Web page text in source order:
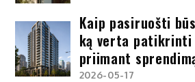
Kaip pasiruošti
ką verta patikrinti
priimant
2026-05-17